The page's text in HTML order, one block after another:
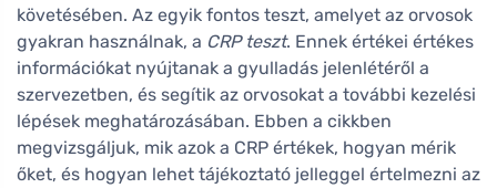
követésében. Az egyik fontos teszt, amelyet az orvosok
gyakran használnak, a CRP teszt. Ennek értékei értékes
információkat nyújtanak a gyulladás jelenlétéről a
szervezetben, és segítik az orvosokat a további kezelési
lépések meghatározásában. Ebben a cikkben
megvizsgáljuk, mik azok a CRP értékek, hogyan mérik
őket, és hogyan lehet tájékoztató jelleggel értelmezni az